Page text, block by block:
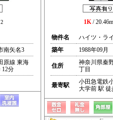
2
南矢名3
原線 東海
12分
1K/ 20.46m
物件名
ハイツ・ラ
築年
1988年09月
住所
神奈川県秦
丁目
最寄駅
小田急電鉄
大学前 駅 徒